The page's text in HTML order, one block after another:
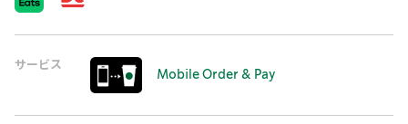
サービス
Mobile Order & Pay